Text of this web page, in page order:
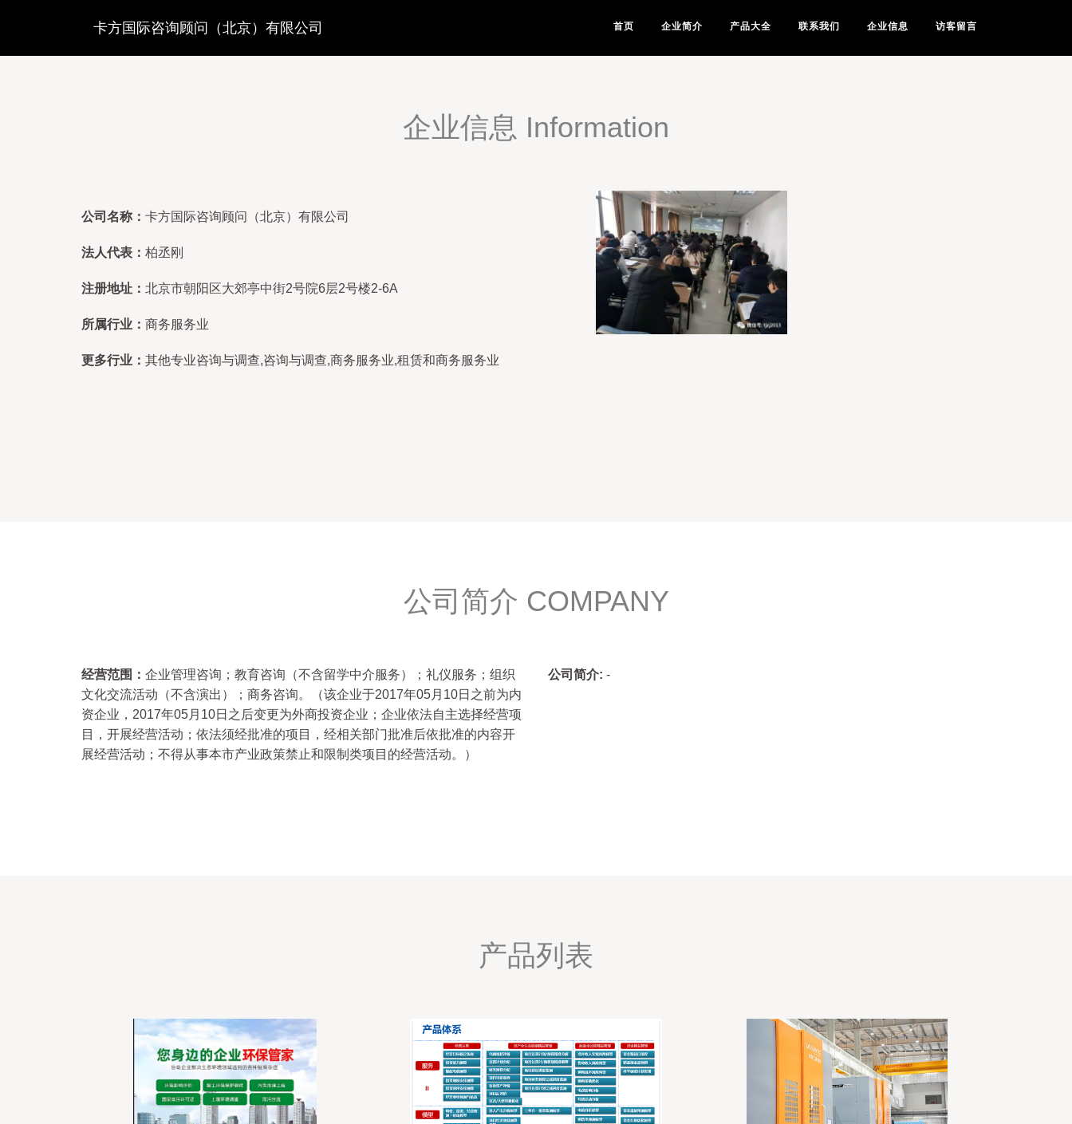
卡方国际咨询顾问（北京）有限公司 首页 企业简介 产品大全 联系我们 企业信息 访客留言
企业信息 Information
公司名称： 卡方国际咨询顾问（北京）有限公司
法人代表： 柏丞刚
注册地址： 北京市朝阳区大郊亭中街2号院6层2号楼2-6A
所属行业： 商务服务业
更多行业： 其他专业咨询与调查,咨询与调查,商务服务业,租赁和商务服务业
公司简介 COMPANY
经营范围： 企业管理咨询；教育咨询（不含留学中介服务）；礼仪服务；组织
文化交流活动（不含演出）；商务咨询。（该企业于2017年05月10日之前为内
资企业，2017年05月10日之后变更为外商投资企业；企业依法自主选择经营项
目，开展经营活动；依法须经批准的项目，经相关部门批准后依批准的内容开
展经营活动；不得从事本市产业政策禁止和限制类项目的经营活动。）
公司简介: -
产品列表